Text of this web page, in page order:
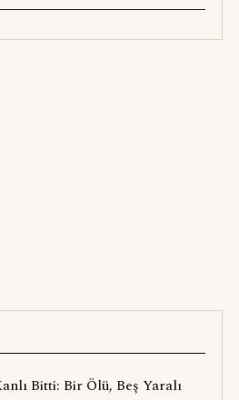
Bitti: Bir Ölü, Beş Yaralı